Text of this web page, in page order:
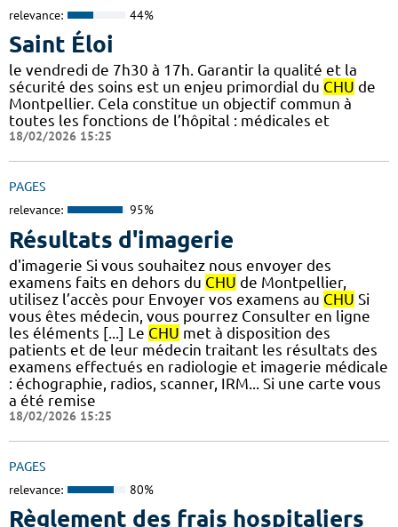
relevance: 44%
Saint Éloi
le vendredi de 7h30 à 17h. Garantir la qualité et la
sécurité des soins est un enjeu primordial du CHU de
Montpellier. Cela constitue un objectif commun à
toutes les fonctions de l’hôpital : médicales et
18/02/2026 15:25
PAGES
relevance: 95%
Résultats d'imagerie
d'imagerie Si vous souhaitez nous envoyer des
examens faits en dehors du CHU de Montpellier,
utilisez l’accès pour Envoyer vos examens au CHU Si
vous êtes médecin, vous pourrez Consulter en ligne
les éléments [...] Le CHU met à disposition des
patients et de leur médecin traitant les résultats des
examens effectués en radiologie et imagerie médicale
: échographie, radios, scanner, IRM... Si une carte vous
a été remise
18/02/2026 15:25
PAGES
relevance: 80%
Règlement des frais hospitaliers